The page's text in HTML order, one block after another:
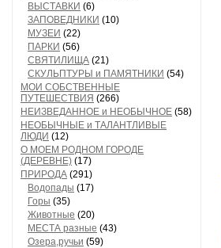
ВЫСТАВКИ (6)
ЗАПОВЕДНИКИ (10)
МУЗЕИ (22)
ПАРКИ (56)
СВЯТИЛИЩА (21)
СКУЛЬПТУРЫ и ПАМЯТНИКИ (54)
МОИ СОБСТВЕННЫЕ
ПУТЕШЕСТВИЯ (266)
НЕИЗВЕДАННОЕ и НЕОБЫЧНОЕ (58)
НЕОБЫЧНЫЕ и ТАЛАНТЛИВЫЕ
ЛЮДИ (12)
О МОЕМ РОДНОМ ГОРОДЕ
(ДЕРЕВНЕ) (17)
ПРИРОДА (291)
Водопады (17)
Горы (35)
Животные (20)
МЕСТА разные (43)
Озера,ручьи (59)